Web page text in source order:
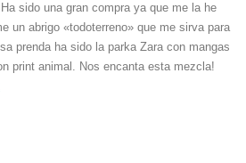
Ha sido una gran compra ya que me la he
un abrigo «todoterreno» que me sirva para
prenda ha sido la parka Zara con mangas
print animal. Nos encanta esta mezcla!